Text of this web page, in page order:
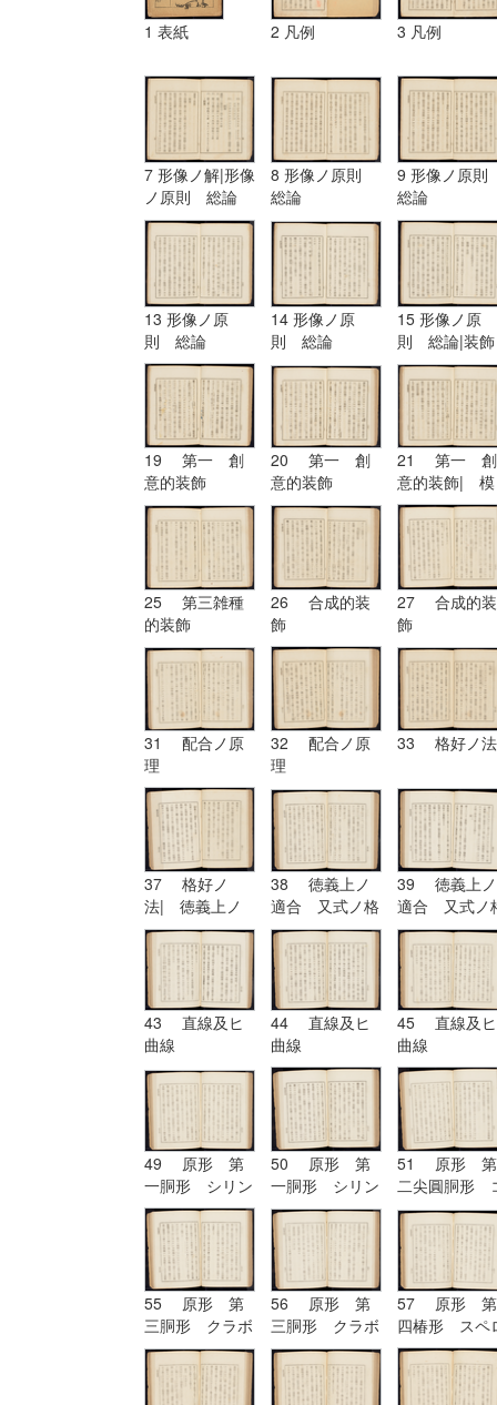
1 表紙 2 凡例 3 凡例
7 形像ノ解|形像
ノ原則 総論
8 形像ノ原則
総論
9 形像ノ原
総論
13 形像ノ原
則 総論
14 形像ノ原
則 総論
15 形像ノ原
則 総論|装飾
ノ原理
19 第一 創
意的装飾
20 第一 創
意的装飾
21 第一 創
意的装飾| 模
擬的装飾
25 第三雑種
的装飾
26 合成的装
飾
27 合成的装
飾
31 配合ノ原
理
32 配合ノ原
理
33 格好ノ法
37 格好ノ
法| 徳義上ノ
適合 又式ノ格
好
38 徳義上ノ
適合 又式ノ格
好
39 徳義上ノ
適合 又式ノ
好| 形
43 直線及ヒ
曲線
44 直線及ヒ
曲線
45 直線及ヒ
曲線
49 原形 第
一胴形 シリン
ドル
50 原形 第
一胴形 シリン
ドル
51 原形 第
二尖圓胴形
ノイド
55 原形 第
三胴形 クラボ
イド
56 原形 第
三胴形 クラボ
イド| 原形
第四椿形 スペ
ロイド
57 原形 第
四椿形 スペ
イド